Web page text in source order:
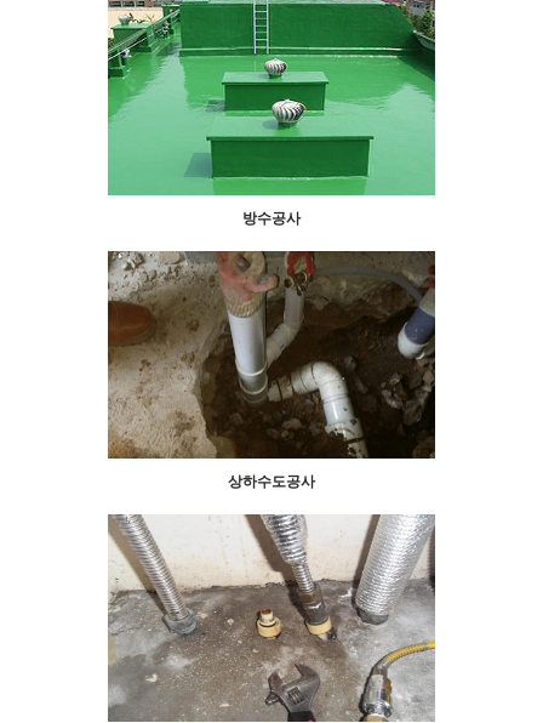
방수공사
상하수도공사